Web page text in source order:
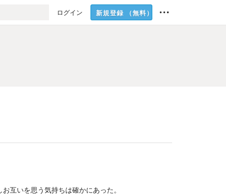
ログイン 新規登録 （無料）
互いを思う気持ちは確かにあった。